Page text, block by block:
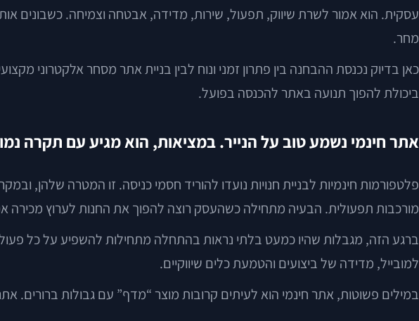
עסקית. הוא אמור לשרת שיווק, תפעול, שירות, מדידה, אבטחה וצמיחה. כשבונים
מחר.
כאן בדיוק נכנסת ההבחנה בין פתרון זמני ונוח לבין בניית אתר מסחר אלקטרוני
ביכולת להפוך תנועה באתר להכנסה בפועל.
אתר חינמי נשמע טוב על הנייר. במציאות, הוא מגיע עם תקרה
פלטפורמות חינמיות לבניית חנויות נועדו להוריד חסמי כניסה. זו המטרה שלהן,
מורכבות תפעולית. הבעיה מתחילה כשהעסק רוצה להפוך את החנות לערוץ מכירה
ברגע הזה, מגבלות שהיו כמעט בלתי נראות בהתחלה מתחילות להשפיע על כל פעולה
למובייל, מדידה של ביצועים והטמעת כלים שיווקיים.
במילים פשוטות, אתר חינמי הוא לעיתים קרובות מוצר “מדף” עם גבולות